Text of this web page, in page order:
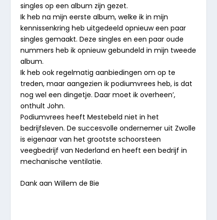
singles op een album zijn gezet.
Ik heb na mijn eerste album, welke ik in mijn
kennissenkring heb uitgedeeld opnieuw een paar
singles gemaakt. Deze singles en een paar oude
nummers heb ik opnieuw gebundeld in mijn tweede
album.
Ik heb ook regelmatig aanbiedingen om op te
treden, maar aangezien ik podiumvrees heb, is dat
nog wel een dingetje. Daar moet ik overheen’,
onthult John.
Podiumvrees heeft Mestebeld niet in het
bedrijfsleven. De succesvolle ondernemer uit Zwolle
is eigenaar van het grootste schoorsteen
veegbedrijf van Nederland en heeft een bedrijf in
mechanische ventilatie.
Dank aan Willem de Bie